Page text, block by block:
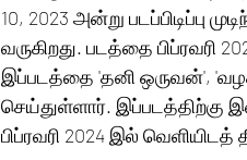
10, 2023 அன்று படப்பிடிப்பு முடிந்தது.
வருகிறது. படத்தை பிப்ரவரி
இப்படத்தை 'தனி ஒருவன்',
செய்துள்ளார்.
பிப்ரவரி 2024 இல் வெளியிடத்